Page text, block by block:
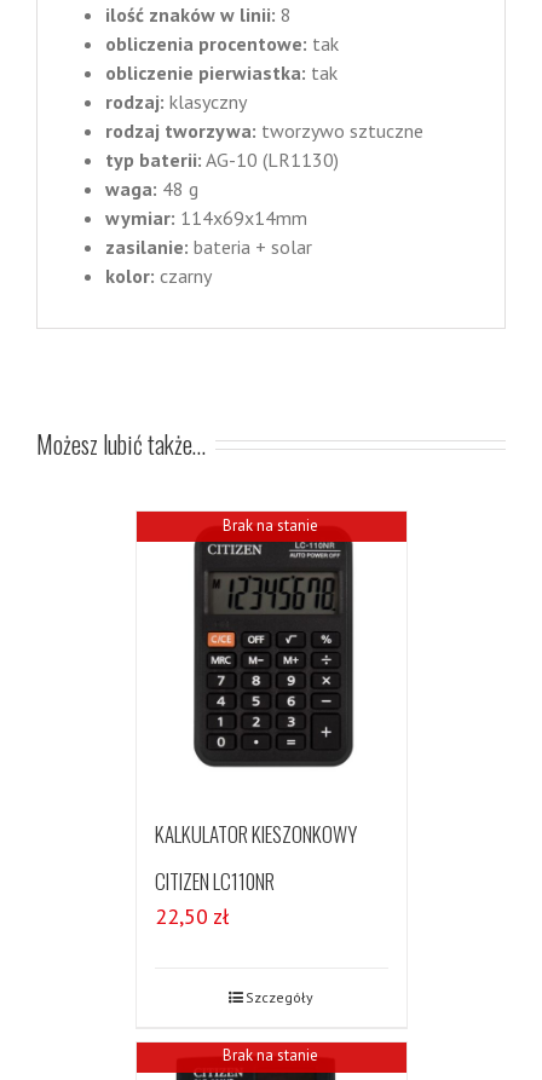
ilość znaków w linii: 8
obliczenia procentowe: tak
obliczenie pierwiastka: tak
rodzaj: klasyczny
rodzaj tworzywa: tworzywo sztuczne
typ baterii: AG-10 (LR1130)
waga: 48 g
wymiar: 114x69x14mm
zasilanie: bateria + solar
kolor: czarny
Możesz lubić także…
Brak na stanie
KALKULATOR KIESZONKOWY
CITIZEN LC110NR
22,50 zł
Szczegóły
Brak na stanie